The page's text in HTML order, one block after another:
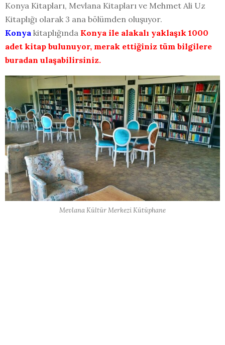
Konya Kitapları, Mevlana Kitapları ve Mehmet Ali Uz
Kitaplığı olarak 3 ana bölümden oluşuyor.
Konya kitaplığında Konya ile alakalı yaklaşık 1000
adet kitap bulunuyor, merak ettiğiniz tüm bilgilere
buradan ulaşabilirsiniz.
Mevlana Kültür Merkezi Kütüphane